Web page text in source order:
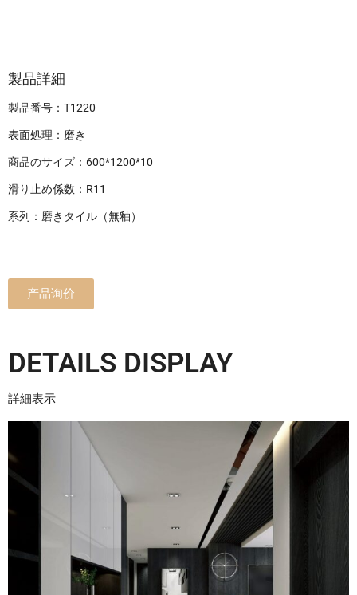
製品詳細
製品番号：T1220
表面処理：磨き
商品のサイズ：600*1200*10
滑り止め係数：R11
系列：磨きタイル（無釉）
产品询价
DETAILS DISPLAY
詳細表示